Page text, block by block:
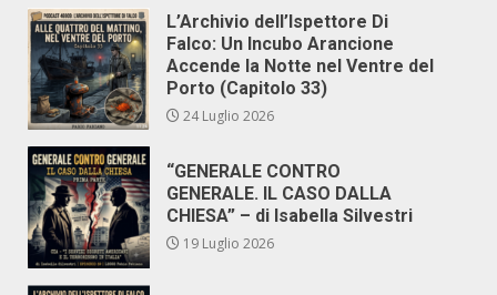
L’Archivio dell’Ispettore Di
Falco: Un Incubo Arancione
Accende la Notte nel Ventre del
Porto (Capitolo 33)
24 Luglio 2026
“GENERALE CONTRO
GENERALE. IL CASO DALLA
CHIESA” – di Isabella Silvestri
19 Luglio 2026